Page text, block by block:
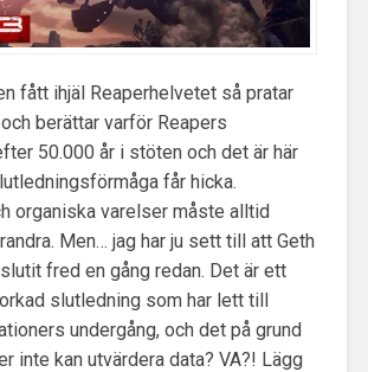
fått ihjäl Reaperhelvetet så pratar
berättar varför Reapers
50.000 år i stöten och det är här
får hicka.
organiska varelser måste alltid
Men… jag har ju sett till att Geth
fred en gång redan. Det är ett
slutledning som har lett till
undergång, och det på grund
inte kan utvärdera data? VA?! Lägg